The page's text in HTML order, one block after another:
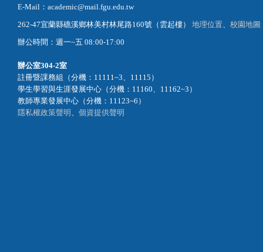
E-Mail：academic@mail.fgu.edu.tw
262-47宜蘭縣礁溪鄉林美村林尾路160號（雲起樓） 地理位置
校園地圖
辦公時間：週一~五 08:00-17:00
辦公室304-2室
註冊暨課務組（分機：11111~3、11115）
學生學習與生涯發展中心（分機：11160、11162~3）
教師專業發展中心（分機：11123~6）
隱私權政策聲明
個資提供聲明